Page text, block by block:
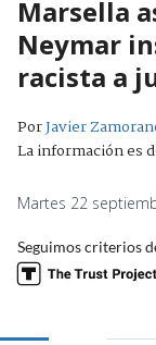
Marsella
Neymar
racista a
PorJavier
La información es
Martes 22
Seguimos criterios